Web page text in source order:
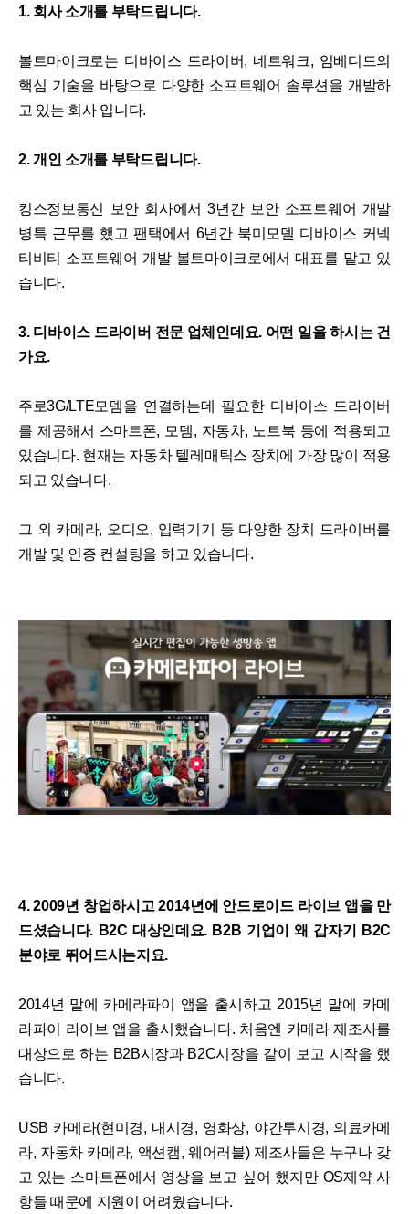
1. 회사 소개를 부탁드립니다.
볼트마이크로는 디바이스 드라이버, 네트워크, 임베디드의
핵심 기술을 바탕으로 다양한 소프트웨어 솔루션을 개발하
고 있는 회사 입니다.
2. 개인 소개를 부탁드립니다.
킹스정보통신 보안 회사에서 3년간 보안 소프트웨어 개발
병특 근무를 했고 팬택에서 6년간 북미모델 디바이스 커넥
티비티 소프트웨어 개발 볼트마이크로에서 대표를 맡고 있
습니다.
3. 디바이스 드라이버 전문 업체인데요. 어떤 일을 하시는 건
가요.
주로3G/LTE모뎀을 연결하는데 필요한 디바이스 드라이버
를 제공해서 스마트폰, 모뎀, 자동차, 노트북 등에 적용되고
있습니다. 현재는 자동차 텔레매틱스 장치에 가장 많이 적용
되고 있습니다.
그 외 카메라, 오디오, 입력기기 등 다양한 장치 드라이버를
개발 및 인증 컨설팅을 하고 있습니다.
4. 2009년 창업하시고 2014년에 안드로이드 라이브 앱을 만
드셨습니다. B2C 대상인데요. B2B 기업이 왜 갑자기 B2C
분야로 뛰어드시는지요.
2014년 말에 카메라파이 앱을 출시하고 2015년 말에 카메
라파이 라이브 앱을 출시했습니다. 처음엔 카메라 제조사를
대상으로 하는 B2B시장과 B2C시장을 같이 보고 시작을 했
습니다.
USB 카메라(현미경, 내시경, 영화상, 야간투시경, 의료카메
라, 자동차 카메라, 액션캠, 웨어러블) 제조사들은 누구나 갖
고 있는 스마트폰에서 영상을 보고 싶어 했지만 OS제약 사
항들 때문에 지원이 어려웠습니다.